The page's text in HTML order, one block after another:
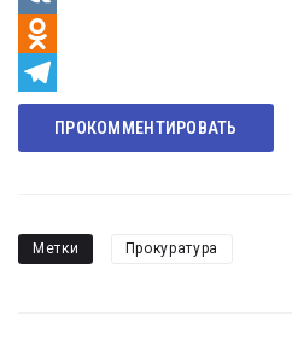
VK
Odnoklassniki
Telegram
ПРОКОММЕНТИРОВАТЬ
Метки Прокуратура